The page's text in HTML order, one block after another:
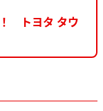
トヨタ タウ